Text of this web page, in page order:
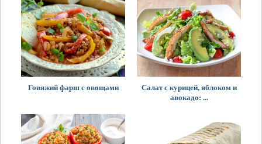
Говяжий фарш с овощами
Салат с курицей, яблоком и
авокадо: ...